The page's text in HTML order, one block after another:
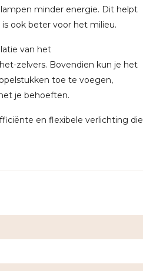
minder energie. Dit helpt
ook beter voor het milieu.
van het
zelvers. Bovendien kun je het
toe te voegen,
je behoeften.
en flexibele verlichting die